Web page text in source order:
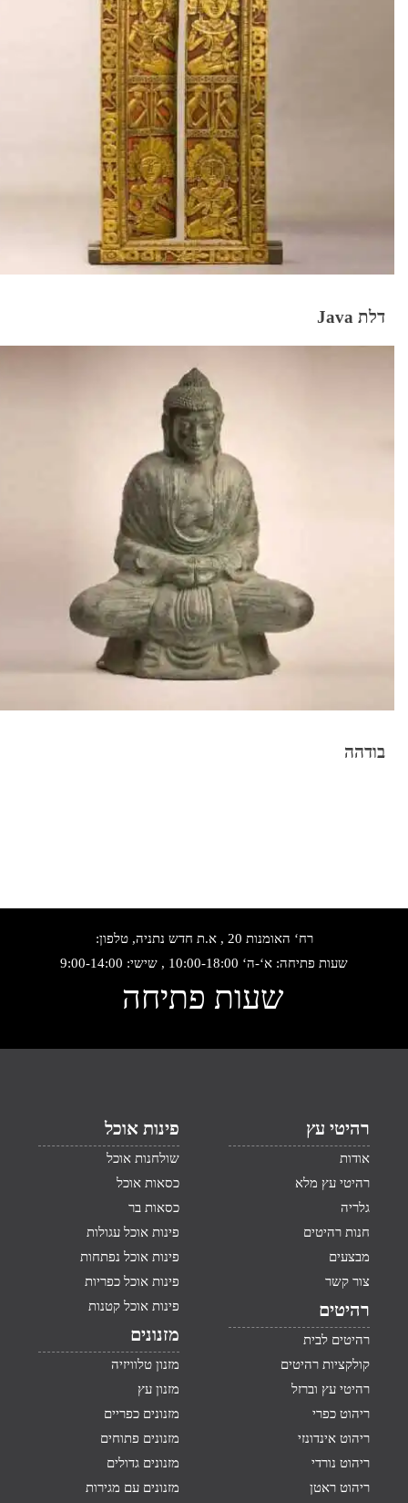
דלת Java
בודהה
רח‘ האומנות 20 , א.ת חדש נתניה, טלפון:
שעות פתיחה: א‘-ה‘ 10:00-18:00 , שישי: 9:00-14:00
שעות פתיחה
רהיטי עץ
אודות
רהיטי עץ מלא
גלריה
חנות רהיטים
מבצעים
צור קשר
רהיטים
רהיטים לבית
קולקציות רהיטים
רהיטי עץ וברזל
ריהוט כפרי
ריהוט אינדונזי
ריהוט נורדי
ריהוט ראטן
פינות אוכל
שולחנות אוכל
כסאות אוכל
כסאות בר
פינות אוכל עגולות
פינות אוכל נפתחות
פינות אוכל כפריות
פינות אוכל קטנות
מזנונים
מזנון טלוויזיה
מזנון עץ
מזנונים כפריים
מזנונים פתוחים
מזנונים גדולים
מזנונים עם מגירות